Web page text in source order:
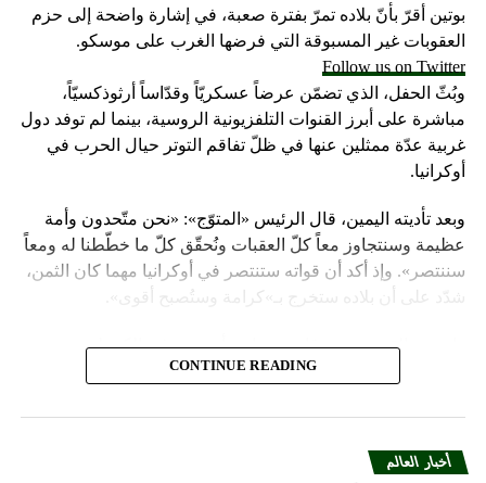
بوتين أقرّ بأنّ بلاده تمرّ بفترة صعبة، في إشارة واضحة إلى حزم
العقوبات غير المسبوقة التي فرضها الغرب على موسكو.
Follow us on Twitter
وبُثّ الحفل، الذي تضمّن عرضاً عسكريّاً وقدّاساً أرثوذكسيّاً،
مباشرة على أبرز القنوات التلفزيونية الروسية، بينما لم توفد دول
غربية عدّة ممثلين عنها في ظلّ تفاقم التوتر حيال الحرب في
أوكرانيا.
وبعد تأديته اليمين، قال الرئيس «المتوّج»: «نحن متّحدون وأمة
عظيمة وسنتجاوز معاً كلّ العقبات ونُحقّق كلّ ما خطّطنا له ومعاً
سننتصر». وإذ أكد أن قواته ستنتصر في أوكرانيا مهما كان الثمن،
شدّد على أن بلاده ستخرج بـ»كرامة وستُصبح أقوى».
واعتبر «القيصر» من قاعة «سانت أندروز» في الكرملين، حيث
استُقبل بتصفيق حار من المسؤولين الروس وأبرز الشخصيات
هائل ومسؤولية ومهمّة مقدّسة».
وبعدما وقف بمفرده تحت المطر بينما شاهد عرضاً عسكريّاً،
CONTINUE READING
أخبار العالم